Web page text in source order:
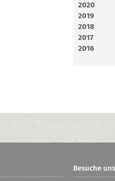
2020
2019
2018
2017
2016
Besuche